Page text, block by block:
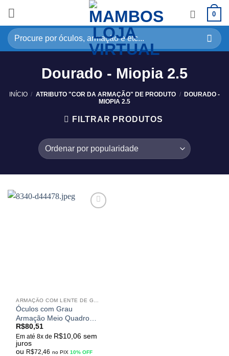
0
Dourado - Miopia 2.5
INÍCIO / ATRIBUTO "COR DA ARMAÇÃO" DE PRODUTO / DOURADO -
MIOPIA 2.5
FILTRAR PRODUTOS
Óculos com Grau
Armação Meio Quadro
Miopia Leve a Moderada
Unissex Student Gold
R$80,51
Em até 8x de R$10,06 sem
juros
ou R$72,46 no PIX10% OFF